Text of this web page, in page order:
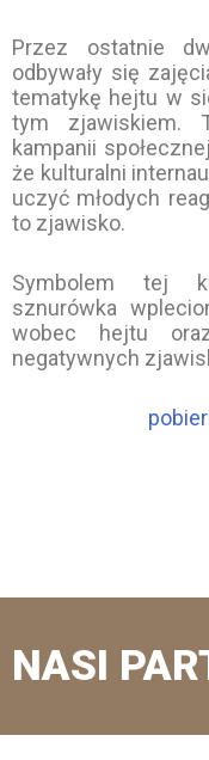
Przez ostatnie
odbywały się
tematykę hejtu w
tym zjawiskiem.
kampanii
że kulturalni
uczyć młodych
to zjawisko.
Symbolem tej
sznurówka
wobec hejtu
negatywnych
NASI